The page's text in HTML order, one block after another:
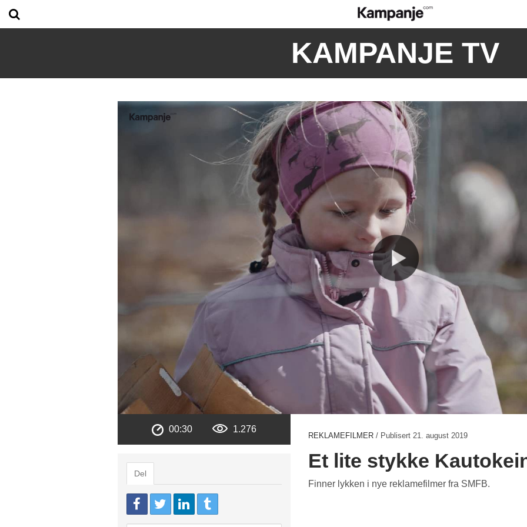
KAMPANJE TV
00:30 1.276
Del
REKLAMEFILMER / Publisert 21. august 2019
Et lite stykke
Finner lykken i nye reklamefilmer fra SMFB.